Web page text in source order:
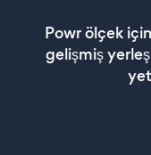
Powr ölçek
gelişmiş